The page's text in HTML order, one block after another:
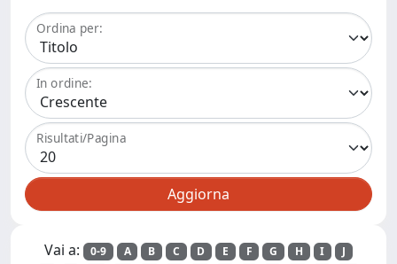
Ordina per:
In ordine:
Risultati/Pagina
Vai a: 0-9 A B C D E F G H I
J